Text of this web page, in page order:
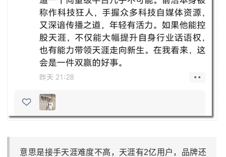
意思是接手天涯难度不高，天涯有2亿用户，品牌还